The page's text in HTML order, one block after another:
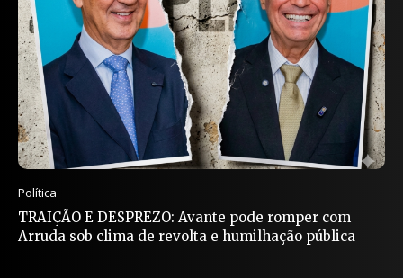
Política
TRAIÇÃO E DESPREZO: Avante pode romper com
Arruda sob clima de revolta e humilhação pública